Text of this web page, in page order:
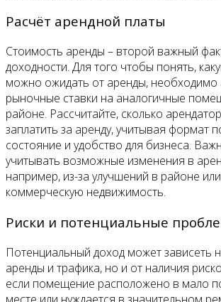
Расчёт арендной платы
Стоимость аренды – второй важный
доходности. Для того чтобы понять,
можно ожидать от аренды, необходимо
рыночные ставки на аналогичные
районе. Рассчитайте, сколько
заплатить за аренду, учитывая формат
состояние и удобство для бизнеса.
учитывать возможные изменения в
например, из-за улучшений в районе
коммерческую недвижимость.
Риски и потенциальные
Потенциальный доход может зависеть
аренды и трафика, но и от наличия
если помещение расположено в мало